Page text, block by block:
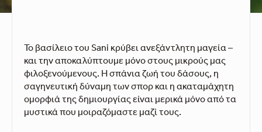
Το βασίλειο του Sani κρύβει ανεξάντλητη μαγεία –
και την αποκαλύπτουμε μόνο στους μικρούς μας
φιλοξενούμενους. Η σπάνια ζωή του δάσους, η
σαγηνευτική δύναμη των σπορ και η ακαταμάχητη
ομορφιά της δημιουργίας είναι μερικά μόνο από τα
μυστικά που μοιραζόμαστε μαζί τους.